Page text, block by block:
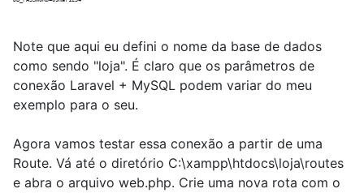
Note que aqui eu defini o nome da base de dados
como sendo "loja". É claro que os parâmetros de
conexão Laravel + MySQL podem variar do meu
exemplo para o seu.
Agora vamos testar essa conexão a partir de uma
Route. Vá até o diretório C:\xampp\htdocs\loja\routes
e abra o arquivo web.php. Crie uma nova rota com o